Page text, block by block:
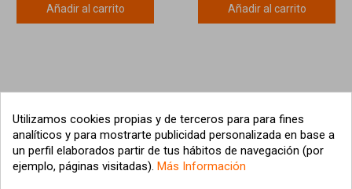
Añadir al carrito Añadir al carrito
Utilizamos cookies propias y de terceros para para fines
analíticos y para mostrarte publicidad personalizada en base a
un perfil elaborados partir de tus hábitos de navegación (por
ejemplo, páginas visitadas). Más Información